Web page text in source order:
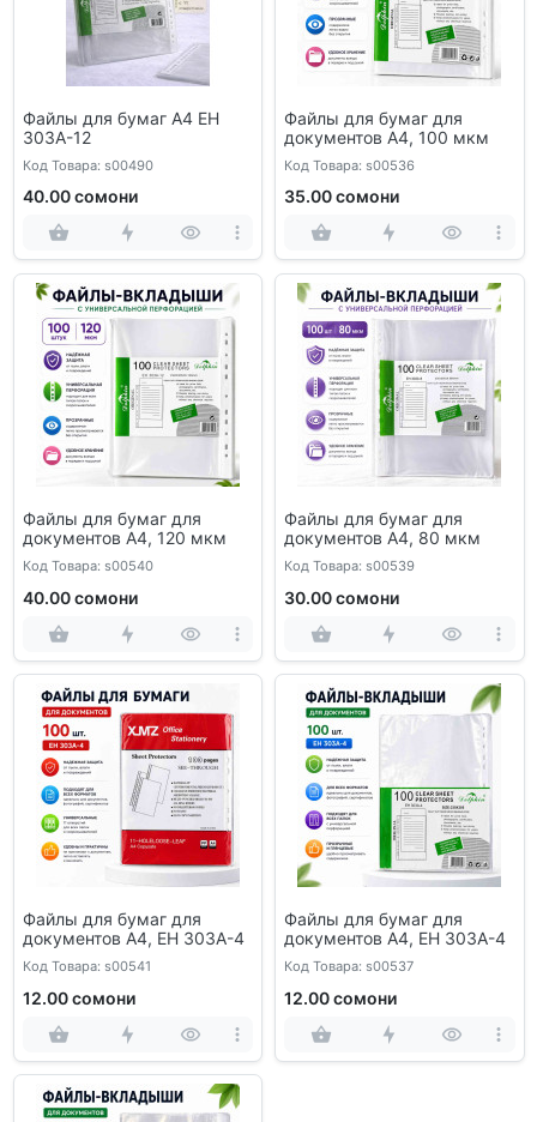
Файлы для бумаг А4 EH
303A-12
Код Товара: s00490
40.00 сомони
Файлы для бумаг для
документов A4, 100 мкм
Код Товара: s00536
35.00 сомони
Файлы для бумаг для
документов A4, 120 мкм
Код Товара: s00540
40.00 сомони
Файлы для бумаг для
документов A4, 80 мкм
Код Товара: s00539
30.00 сомони
Файлы для бумаг для
документов A4, ЕН 303А-4
Код Товара: s00541
12.00 сомони
Файлы для бумаг для
документов A4, ЕН 303А-4
Код Товара: s00537
12.00 сомони